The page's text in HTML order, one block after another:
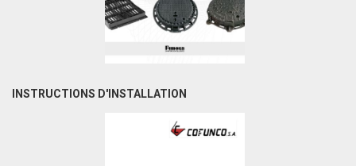
INSTRUCTIONS D'INSTALLATION